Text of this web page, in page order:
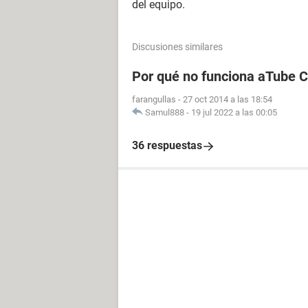
del equipo.
Discusiones similares
Por qué no funciona aTube
farangullas - 27 oct 2014 a las 18:54
Samul888 - 19 jul 2022 a las 00:05
36 respuestas